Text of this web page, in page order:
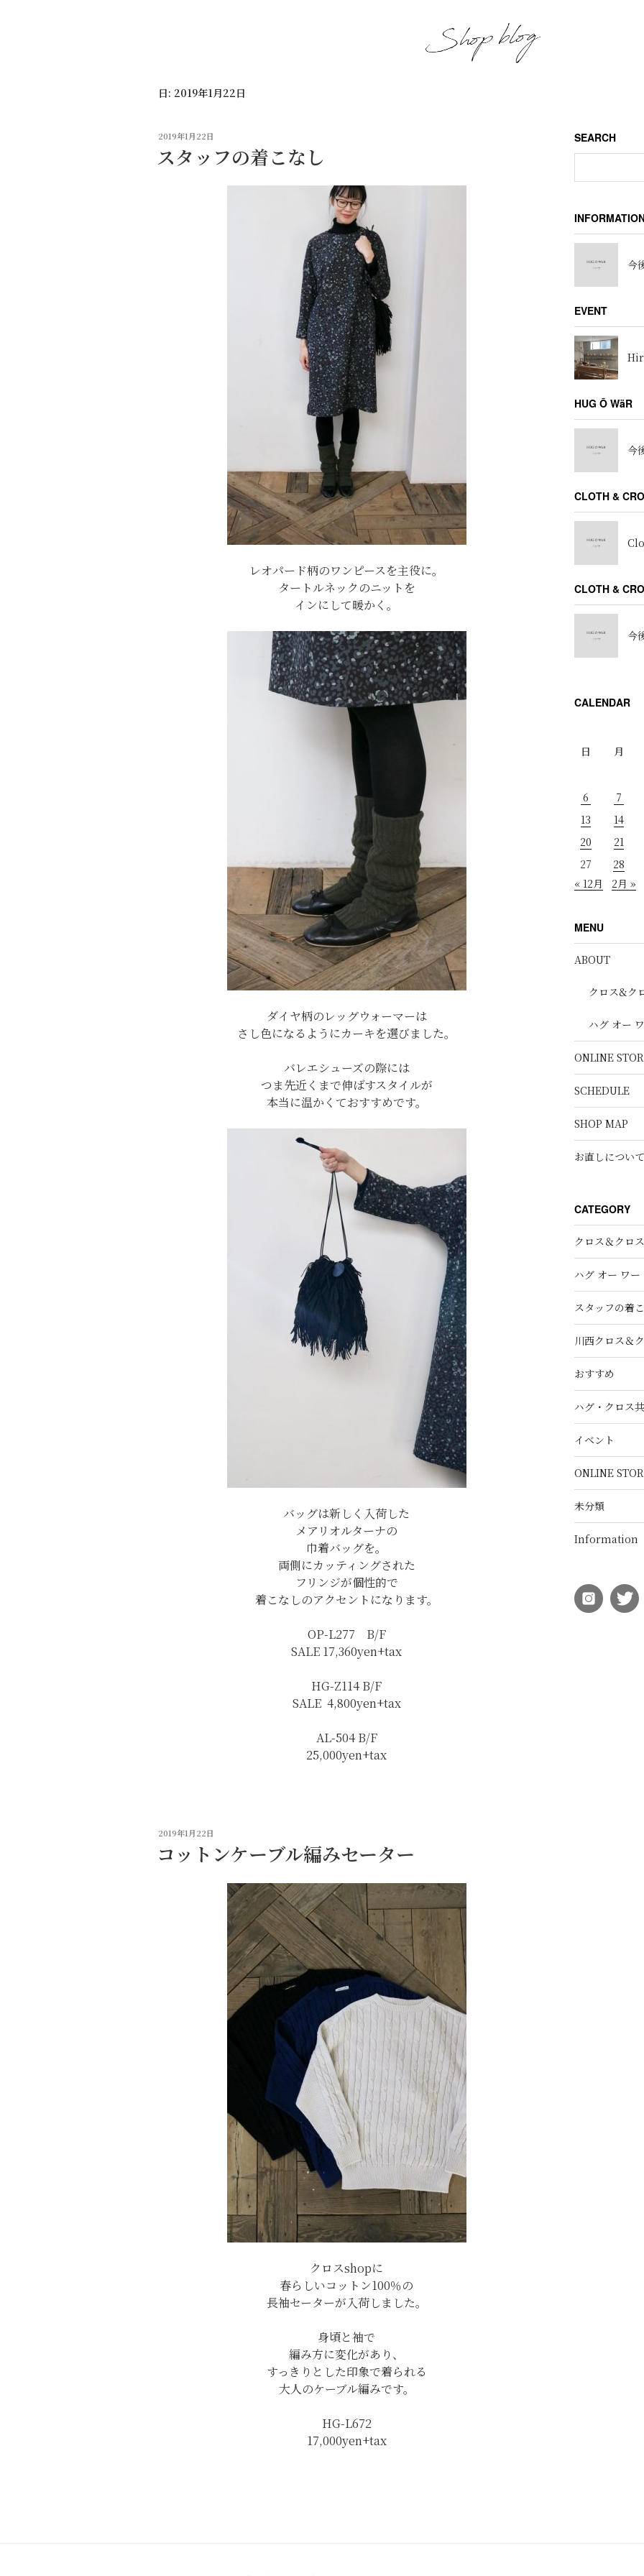
日: 2019年1月22日
投
日:
2019年1月22日
スタッフの着こなし
レオパード柄のワンピースを主役に。
タートルネックのニットを
インにして暖かく。
ダイヤ柄のレッグウォーマーは
さし色になるようにカーキを選びました。
バレエシューズの際には
つま先近くまで伸ばすスタイルが
本当に温かくておすすめです。
バッグは新しく入荷した
メアリオルターナの
巾着バッグを。
両側にカッティングされた
フリンジが個性的で
着こなしのアクセントになります。
OP-L277 B/F
SALE 17,360yen+tax
HG-Z114 B/F
SALE 4,800yen+tax
AL-504 B/F
25,000yen+tax
投
日:
2019年1月22日
コットンケーブル編みセーター
クロスshopに
春らしいコットン100％の
長袖セーターが入荷しました。
身頃と袖で
編み方に変化があり、
すっきりとした印象で着られる
大人のケーブル編みです。
HG-L672
17,000yen+tax
SEARCH
今
EVENT
HUG Ō WäR
今
CLOTH &
CLOTH &
今
CALENDAR
日
月
6
7
13
14
20
21
27
28
« 12月
2月 »
MENU
ABOUT
クロス&ク
ハグ オー
ONLINE
SCHEDULE
SHOP MAP
お直しについて
CATEGORY
クロス＆クロス
ハグ オー ワー
スタッフの着
川西クロス＆
おすすめ
ハグ・クロス
イベント
ONLINE
未分類
Information